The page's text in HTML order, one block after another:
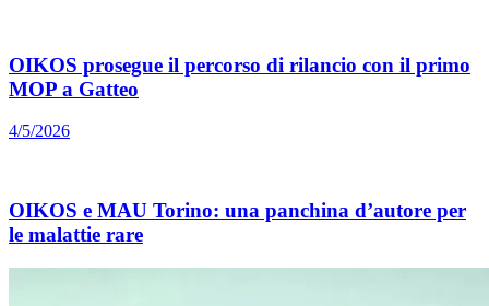
OIKOS prosegue il percorso di rilancio con il primo
MOP a Gatteo
4/5/2026
OIKOS e MAU Torino: una panchina d’autore per
le malattie rare